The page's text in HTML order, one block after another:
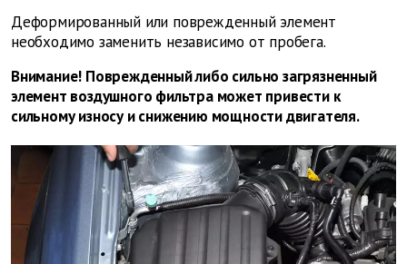
Деформированный или поврежденный элемент
необходимо заменить независимо от пробега.
Внимание! Поврежденный либо сильно загрязненный
элемент воздушного фильтра может привести к
сильному износу и снижению мощности двигателя.